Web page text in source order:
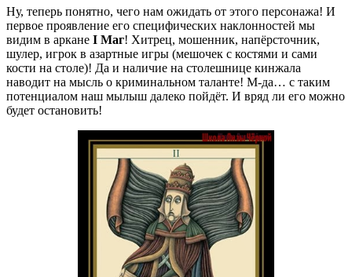
Ну, теперь понятно, чего нам ожидать от этого персонажа! И
первое проявление его специфических наклонностей мы
видим в аркане I Маг! Хитрец, мошенник, напёрсточник,
шулер, игрок в азартные игры (мешочек с костями и сами
кости на столе)! Да и наличие на столешнице кинжала
наводит на мысль о криминальном таланте! М-да… с таким
потенциалом наш мылыш далеко пойдёт. И вряд ли его можно
будет остановить!